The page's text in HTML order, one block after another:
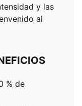
y las
al
% de